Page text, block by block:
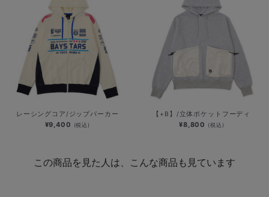
レーシングコア/ジップパーカー
¥9,400 (税込)
【+B】/立体ポケットフーディ
¥8,800 (税込)
この商品を見た人は、こんな商品も見ています